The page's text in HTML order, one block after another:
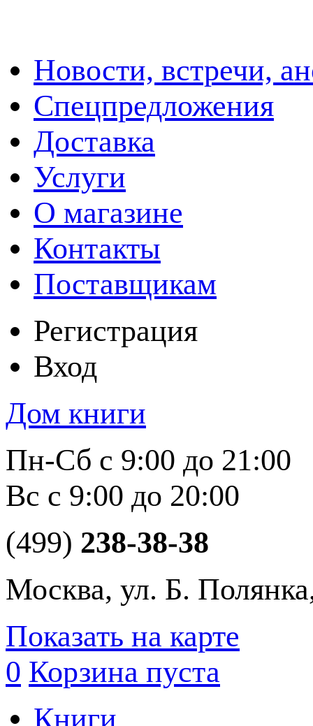
Новости, встречи,
Спецпредложения
Доставка
Услуги
О магазине
Контакты
Поставщикам
Регистрация
Вход
Дом книги
Пн-Сб с 9:00 до 21:00
Вс с 9:00 до 20:00
(499) 238-38-38
Москва, ул. Б.
Показать на карте
0 Корзина пуста
Книги